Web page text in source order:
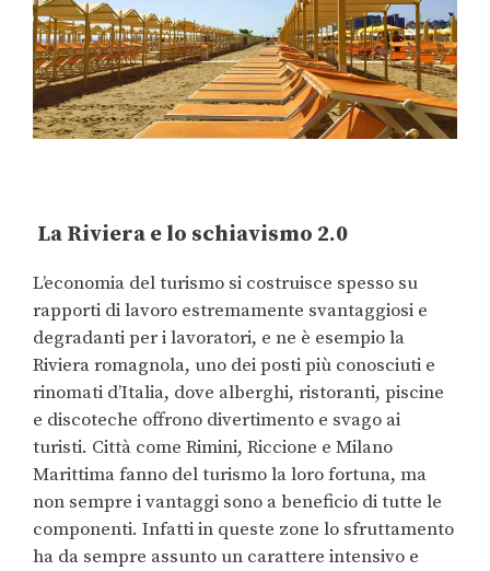
La Riviera e lo schiavismo 2.0
L’economia del turismo si costruisce spesso su
rapporti di lavoro estremamente svantaggiosi e
degradanti per i lavoratori, e ne è esempio la
Riviera romagnola, uno dei posti più conosciuti e
rinomati d’Italia, dove alberghi, ristoranti, piscine
e discoteche offrono divertimento e svago ai
turisti. Città come Rimini, Riccione e Milano
Marittima fanno del turismo la loro fortuna, ma
non sempre i vantaggi sono a beneficio di tutte le
componenti. Infatti in queste zone lo sfruttamento
ha da sempre assunto un carattere intensivo e